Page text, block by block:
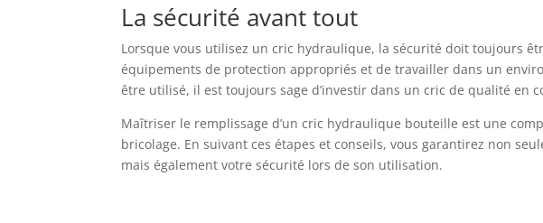
La sécurité avant tout
Lorsque vous utilisez un cric hydraulique, la sécurité doit toujours
équipements de protection appropriés et de travailler dans un
être utilisé, il est toujours sage d’investir dans un cric de qualité en
Maîtriser le remplissage d’un cric hydraulique bouteille est une
bricolage. En suivant ces étapes et conseils, vous garantirez non
mais également votre sécurité lors de son utilisation.